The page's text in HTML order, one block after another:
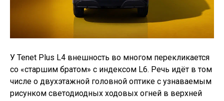
У Tenet Plus L4 внешность во многом перекликается
со «старшим братом» с индексом L6. Речь идёт в том
числе о двухэтажной головной оптике с узнаваемым
рисунком светодиодных ходовых огней в верхней